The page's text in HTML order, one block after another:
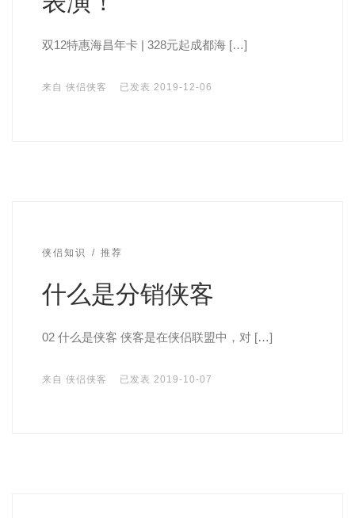
双12特惠海昌年卡 | 328元起成都海 […]
来自 侠侣侠客 已发表 2019-12-06
侠侣知识 推荐
什么是分销侠客
02 什么是侠客 侠客是在侠侣联盟中，对 […]
来自 侠侣侠客 已发表 2019-10-07